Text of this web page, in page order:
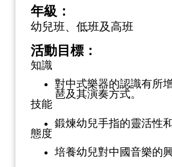
年級：
幼兒班、低班及高班
活動目標：
知識
對中式樂器的認識有所
琶及其演奏方式。
技能
鍛煉幼兒手指的靈活性
態度
培養幼兒對中國音樂的興